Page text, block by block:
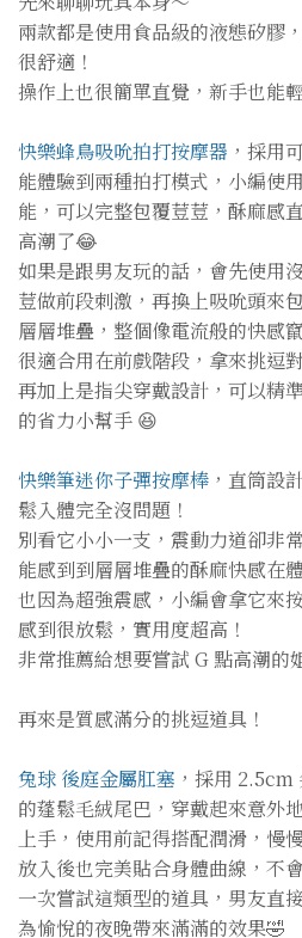
兩款都是使用食品級的液態矽膠
很舒適！
操作上也很簡單直覺，新手也能
快樂蜂鳥吸吮拍打按摩器 ，採用
能體驗到兩種拍打模式，小編使
能，可以完整包覆荳荳，酥麻感
高潮了😂
如果是跟男友玩的話，會先使用
荳做前段刺激，再換上吸吮頭來
層層堆疊，整個像電流般的快感
很適合用在前戲階段，拿來挑逗
再加上是指尖穿戴設計，可以精
的省力小幫手 😆
快樂筆迷你子彈按摩棒 ，直筒設
鬆入體完全沒問題！
別看它小小一支，震動力道卻非
能感到到層層堆疊的酥麻快感在
也因為超強震感，小編會拿它來
感到很放鬆，實用度超高！
非常推薦給想要嘗試 G 點高潮的
再來是質感滿分的挑逗道具！
兔球 後庭金屬肛塞 ，採用
的蓬鬆毛絨尾巴，穿戴起來意外
上手，使用前記得搭配潤滑，慢
放入後也完美貼合身體曲線，不
一次嘗試這類型的道具，男友直
為愉悅的夜晚帶來滿滿的效果🤣